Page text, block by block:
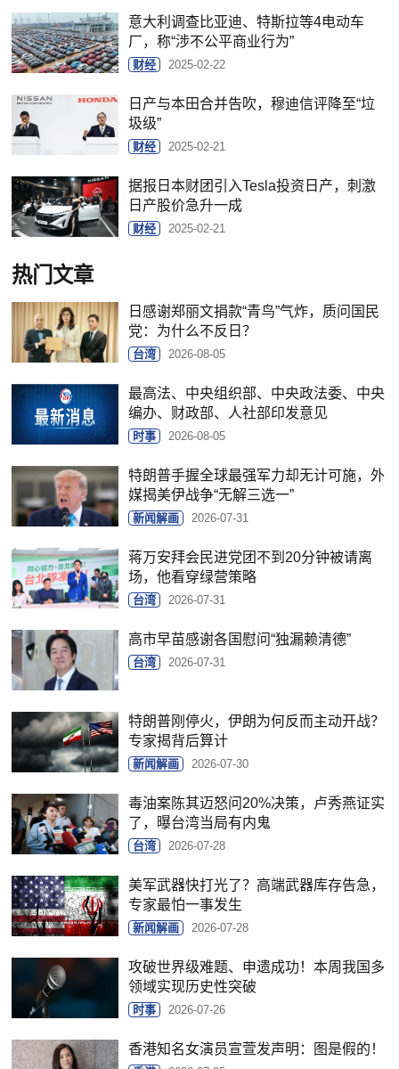
意大利调查比亚迪、特斯拉等4电动车
厂，称“涉不公平商业行为”
财经 2025-02-22
日产与本田合并告吹，穆迪信评降至“垃
圾级”
财经 2025-02-21
据报日本财团引入Tesla投资日产，刺激
日产股价急升一成
财经 2025-02-21
热门文章
日感谢郑丽文捐款“青鸟”气炸，质问国民
党：为什么不反日？
台湾 2026-08-05
最高法、中央组织部、中央政法委、中央
编办、财政部、人社部印发意见
时事 2026-08-05
特朗普手握全球最强军力却无计可施，外
媒揭美伊战争“无解三选一”
新闻解画 2026-07-31
蒋万安拜会民进党团不到20分钟被请离
场，他看穿绿营策略
台湾 2026-07-31
高市早苗感谢各国慰问“独漏赖清德”
台湾 2026-07-31
特朗普刚停火，伊朗为何反而主动开战？
专家揭背后算计
新闻解画 2026-07-30
毒油案陈其迈怒问20%决策，卢秀燕证实
了，曝台湾当局有内鬼
台湾 2026-07-28
美军武器快打光了？高端武器库存告急，
专家最怕一事发生
新闻解画 2026-07-28
攻破世界级难题、申遗成功！本周我国多
领域实现历史性突破
时事 2026-07-26
香港知名女演员宣萱发声明：图是假的！